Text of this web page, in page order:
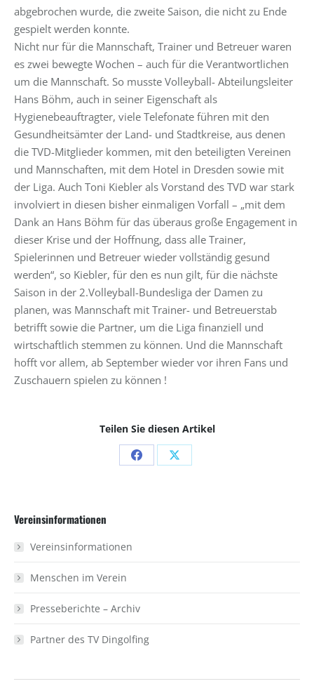
abgebrochen wurde, die zweite Saison, die nicht zu Ende
gespielt werden konnte.
Nicht nur für die Mannschaft, Trainer und Betreuer waren
es zwei bewegte Wochen – auch für die Verantwortlichen
um die Mannschaft. So musste Volleyball- Abteilungsleiter
Hans Böhm, auch in seiner Eigenschaft als
Hygienebeauftragter, viele Telefonate führen mit den
Gesundheitsämter der Land- und Stadtkreise, aus denen
die TVD-Mitglieder kommen, mit den beteiligten Vereinen
und Mannschaften, mit dem Hotel in Dresden sowie mit
der Liga. Auch Toni Kiebler als Vorstand des TVD war stark
involviert in diesen bisher einmaligen Vorfall – „mit dem
Dank an Hans Böhm für das überaus große Engagement in
dieser Krise und der Hoffnung, dass alle Trainer,
Spielerinnen und Betreuer wieder vollständig gesund
werden“, so Kiebler, für den es nun gilt, für die nächste
Saison in der 2.Volleyball-Bundesliga der Damen zu
planen, was Mannschaft mit Trainer- und Betreuerstab
betrifft sowie die Partner, um die Liga finanziell und
wirtschaftlich stemmen zu können. Und die Mannschaft
hofft vor allem, ab September wieder vor ihren Fans und
Zuschauern spielen zu können !
Teilen Sie diesen Artikel
Share Share
Vereinsinformationen
Vereinsinformationen
Menschen im Verein
Presseberichte – Archiv
Partner des TV Dingolfing